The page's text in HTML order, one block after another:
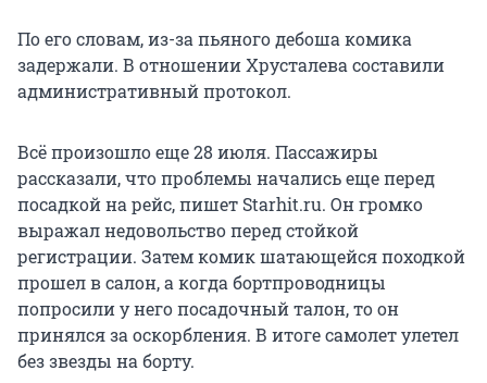
По его словам, из-за пьяного дебоша комика
задержали. В отношении Хрусталева составили
административный протокол.
Всё произошло еще 28 июля. Пассажиры
рассказали, что проблемы начались еще перед
посадкой на рейс, пишет Starhit.ru. Он громко
выражал недовольство перед стойкой
регистрации. Затем комик шатающейся походкой
прошел в салон, а когда бортпроводницы
попросили у него посадочный талон, то он
принялся за оскорбления. В итоге самолет улетел
без звезды на борту.